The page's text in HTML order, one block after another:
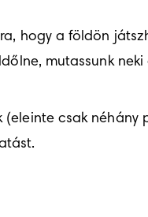
hogy a földön
mutassunk
(eleinte csak